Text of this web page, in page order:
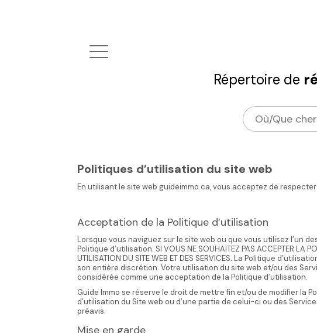
Répertoire de
Politiques d’utilisation du site web
En utilisant le site web guideimmo.ca, vous acceptez de
Acceptation de la Politique d’utilisation
Lorsque vous naviguez sur le site web ou que vous utilisez l’un
Politique d’utilisation. SI VOUS NE SOUHAITEZ PAS ACCEPTER LA
UTILISATION DU SITE WEB ET DES SERVICES. La Politique
son entière discrétion. Votre utilisation du site web et/ou des
considérée comme une acceptation de la Politique d’utilisation.
Guide Immo se réserve le droit de mettre fin et/ou de modifier la
d’utilisation du Site web ou d’une partie de celui-ci ou des
préavis.
Mise en garde